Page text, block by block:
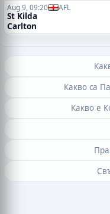
Aug 9, 09:20 AFL
St Kilda
Carlton
Какво са
Какво е